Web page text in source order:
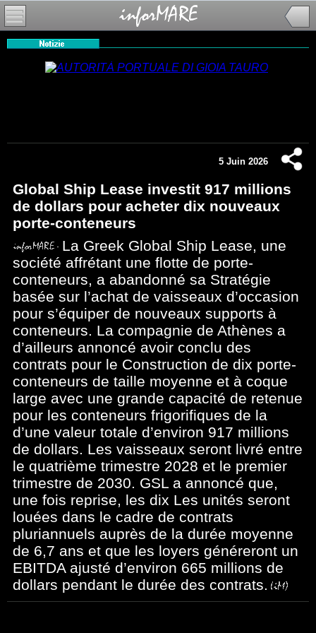
5 Juin 2026
Global Ship Lease investit 917 millions
de dollars pour acheter dix nouveaux
porte-conteneurs
La Greek Global Ship Lease, une
société affrétant une flotte de porte-
conteneurs, a abandonné sa Stratégie
basée sur l’achat de vaisseaux d’occasion
pour s’équiper de nouveaux supports à
conteneurs. La compagnie de Athènes a
d’ailleurs annoncé avoir conclu des
contrats pour le Construction de dix porte-
conteneurs de taille moyenne et à coque
large avec une grande capacité de retenue
pour les conteneurs frigorifiques de la
d’une valeur totale d’environ 917 millions
de dollars. Les vaisseaux seront livré entre
le quatrième trimestre 2028 et le premier
trimestre de 2030. GSL a annoncé que,
une fois reprise, les dix Les unités seront
louées dans le cadre de contrats
pluriannuels auprès de la durée moyenne
de 6,7 ans et que les loyers généreront un
EBITDA ajusté d’environ 665 millions de
dollars pendant le durée des contrats.